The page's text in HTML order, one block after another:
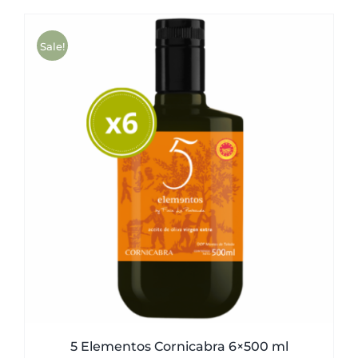
was:
51,00€.
is:
49,50€.
Sale!
5 Elementos Cornicabra 6×500 ml